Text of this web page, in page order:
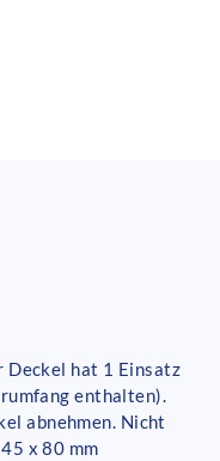
Deckel hat 1 Einsatz
enthalten).
abnehmen. Nicht
x 80 mm